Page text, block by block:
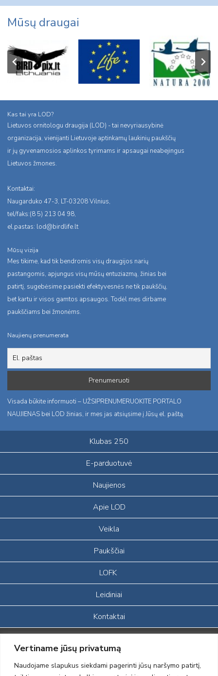
Vertiname jūsų privatumą
Naudojame slapukus siekdami pagerinti jūsų naršymo patirtį,
Mūsų draugai
Kas tai yra LOD?
Lietuvos ornitologu draugija (LOD) - tai nevyriausybinė
organizacija, vienijanti Lietuvoje aptinkamų laukinių paukščių
ir jų gyvenamosios aplinkos tyrimams ir apsaugai neabejingus
Lietuvos žmones.
Kontaktai:
Naugarduko 47-3, LT-03208 Vilnius,
tel/faks:(8 5) 213 04 98,
el.pastas: lod@birdlife.lt
Mūsų vizija
Mes tikime, kad tik bendromis visų draugijos narių
pastangomis, apjungus visų mūsų entuziazmą, žinias bei
patirtį, sugebėsime pasiekti efektyvesnės ne tik paukščių,
bet kartu ir visos gamtos apsaugos. Todėl mes dirbame
paukščiams bei žmonėms.
Naujienų prenumerata
Visada būkite informuoti – UŽSIPRENUMERUOKITE PORTALO
NAUJIENAS bei LOD žinias, ir mes jas atsiųsime į Jūsų el. paštą.
Klubas 250
E-parduotuvė
Naujienos
Apie LOD
Veikla
Paukščiai
LOFK
Leidiniai
Kontaktai
Portalas sukurtas įgyvendinant Lietuvos Respublikos, Europos
ekonominės erdvės ir Norvegijos finansinių mechanizmų iš dalies
finansuojamą paprojektį
„LOD visuomeninės /gamtosauginės veiklos sustiprinimas ir įvaizdžio